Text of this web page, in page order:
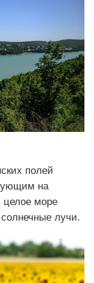
полей
на
целое море
лучи.